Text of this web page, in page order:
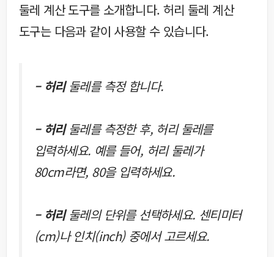
둘레 계산 도구를 소개합니다. 허리 둘레 계산
도구는 다음과 같이 사용할 수 있습니다.
– 허리둘레를 측정 합니다.
– 허리둘레를 측정한 후, 허리 둘레를
입력하세요. 예를 들어, 허리 둘레가
80cm라면, 80을 입력하세요.
– 허리둘레의 단위를 선택하세요. 센티미터
(cm)나 인치(inch) 중에서 고르세요.